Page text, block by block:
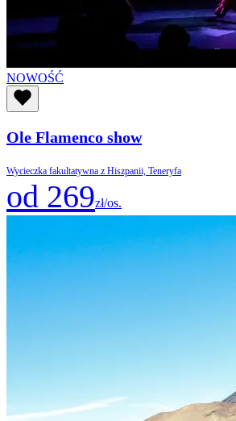
NOWOŚĆ
Ole Flamenco show
Wycieczka fakultatywna z Hiszpanii, Teneryfa
od 269zł/os.